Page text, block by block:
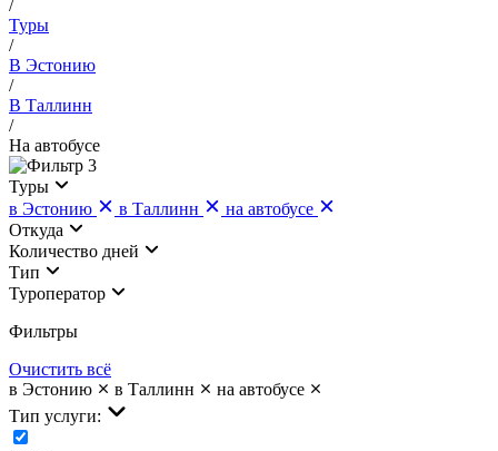
/
Туры
/
В Эстонию
/
В Таллинн
/
На автобусе
3
Туры
в Эстонию
в Таллинн
на автобусе
Откуда
Количество дней
Тип
Туроператор
Фильтры
Очистить всё
в Эстонию
в Таллинн
на автобусе
Тип услуги: